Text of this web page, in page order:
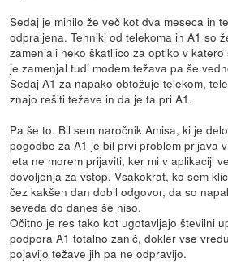
Sedaj je minilo že več kot dva meseca in
odpraljena. Tehniki od telekoma in A1 so
zamenjali neko škatljico za optiko v katero
je zamenjal tudi modem težava pa še
Sedaj A1 za napako obtožuje telekom,
znajo rešiti težave in da je ta pri A1.
Pa še to. Bil sem naročnik Amisa, ki je
pogodbe za A1 je bil prvi problem prijava
leta ne morem prijaviti, ker mi v aplikaciji
dovoljenja za vstop. Vsakokrat, ko sem
čez kakšen dan dobil odgovor, da so
seveda do danes še niso.
Očitno je res tako kot ugotavljajo številni
podpora A1 totalno zanič, dokler vse
pojavijo težave jih pa ne odpravijo.